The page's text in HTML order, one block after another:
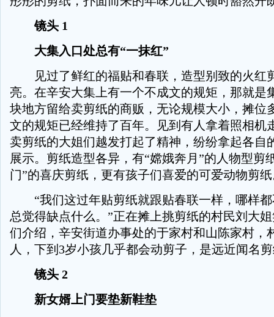
镜头 1
大集入口处总有“一抹红”
见过了鲜红的福贴和春联，造型别致的火红
亮。在辛安大集上有一个不成文的规矩，那就是
块地方留给卖剪纸的商贩，无论规模大小，摊位
文的规矩已经维持了百年。见到有人拿着照相机
卖剪纸的大姐们越发打起了精神，纷纷拿起各自
展示。剪纸造型各异，有“嫦娥奔月”的人物型剪
门”的喜庆剪纸，更有孩子们喜爱的可爱动物剪
“我们这过年贴剪纸就跟贴春联一样，哪样都
总觉得缺点什么。”正在摊上挑剪纸的村民刘大
们介绍，辛安街道办事处的于家村和山陈家村，
人，下到3岁小孩几乎都会动剪子，是远近闻名
镜头 2
新女婿上门要垫新鞋垫